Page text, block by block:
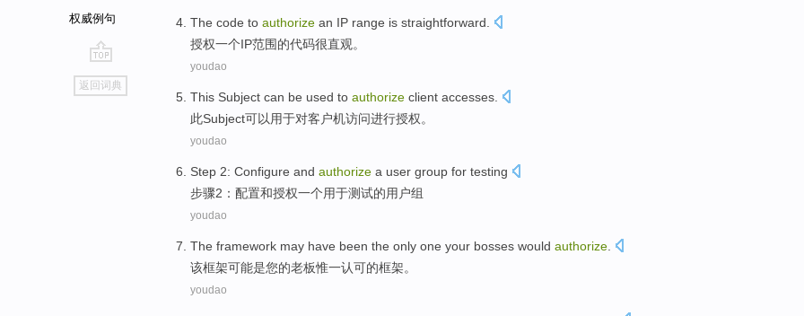
权威例句
go
top
返回词典
The code to authorize an IP range is straightforward.
授权一个IP范围的代码很直观。
youdao
This Subject can be used to authorize client accesses
此Subject可以 用于对客户机访问进行授权。
youdao
Step 2: Configure and authorize a user group for testing
步骤2 ： 配置和授权一个用于测试的用户组
youdao
The framework may have been the only one your bosses would authorize
该框架可能是您的老板惟一认可的框架。
youdao